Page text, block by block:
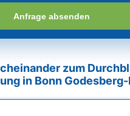
Anfrage absenden
zum
in Bonn